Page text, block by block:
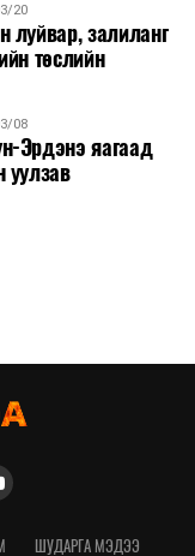
20
луйвар, залиланг
төслийн
08
Эрдэнэ яагаад
уулзав
ШУДАРГА МЭДЭЭ